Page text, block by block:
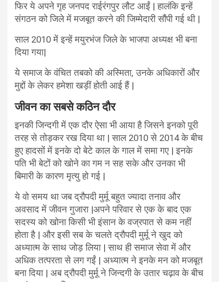
फिर ये अपने गृह जनपद राईरंगपुर लौट आईं | हालंकि इन्हें
संगठन को जिले में मजबूत करने की जिम्मेदारी सौंपी गई थी |
साल 2010 में इन्हें मयुरभंज जिले के भाजपा अध्यक्ष भी बना
दिया गया|
ये समाज के वंचित तबको की अस्मिता, उनके अधिकारों और
मुद्दों के लेकर हमेशा खड़ीं होती आई हैं |
जीवन का सबसे कठिन दौर
इनकी जिन्दगी में एक दौर ऐसा भी आया है जिसने इनको पूरी
तरह से तोड़कर रख दिया था | साल 2010 से 2014 के बीच
हुए हादसों में इनके दो बेटे काल के गाल में समा गए | इनके
पति भी बेटों को खोने का गम न सह सके और उनका भी
बिमारी के कारण मृत्यु हो गई |
ये वो समय था जब द्रौपदी मुर्मू बहुत ज्यादा तनाव और
अवसाद में जीवन गुजारा |अपने परिवार से एक के बाद एक
सदस्य को खोना किसी भी इंसान के वज्रपात से कम नहीं
होता है | और इसी सब के चलते द्रौपदी मुर्मू ने खुद को
अध्यात्म के साथ जोड़ लिया | साथ ही समाज सेवा में और
अधिक तत्परता से लग गईं | अध्यात्म ने इनके मन को मजबूत
बना दिया | अब द्रौपदी मुर्मू ने जिन्दगी के उतार चढ़ाव के बीच